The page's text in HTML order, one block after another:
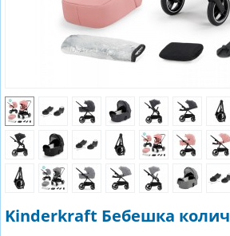
Kinderkraft Бебешка